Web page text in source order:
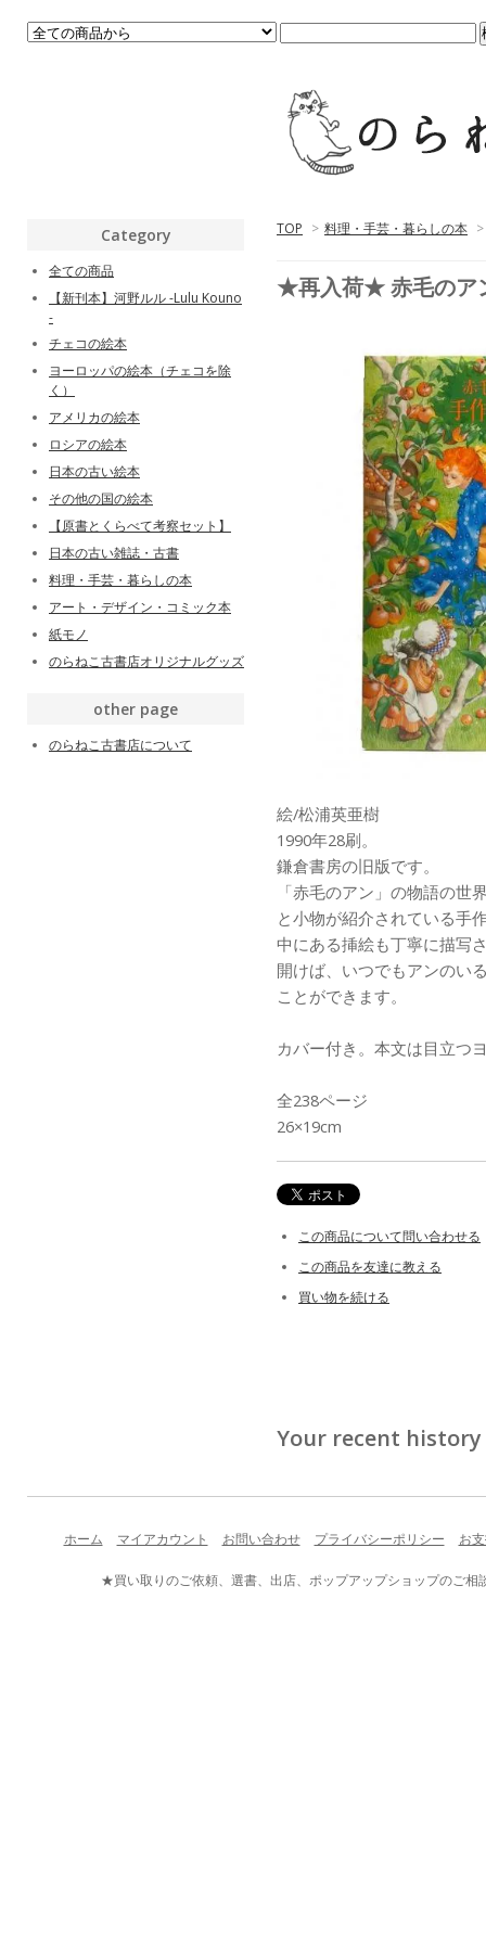
TOP > 料理・手芸・暮らしの本 >
★再入荷★ 赤毛のア
絵/松浦英亜樹
1990年28刷。
鎌倉書房の旧版です。
「赤毛のアン」の物語の世
と小物が紹介されている手
中にある挿絵も丁寧に描写
開けば、いつでもアンのい
ことができます。
カバー付き。本文は目立つ
全238ページ
26×19cm
この商品について問い合わせる
この商品を友達に教える
買い物を続ける
Your recent history
Category
全ての商品
【新刊本】河野ルル -Lulu Kouno
-
チェコの絵本
ヨーロッパの絵本（チェコを除
く）
アメリカの絵本
ロシアの絵本
日本の古い絵本
その他の国の絵本
【原書とくらべて考察セット】
日本の古い雑誌・古書
料理・手芸・暮らしの本
アート・デザイン・コミック本
紙モノ
のらねこ古書店オリジナルグッズ
other page
のらねこ古書店について
ホーム マイアカウント お問い合わせ プライバシーポリシー お
★買い取りのご依頼、選書、出店、ポップアップショップのご